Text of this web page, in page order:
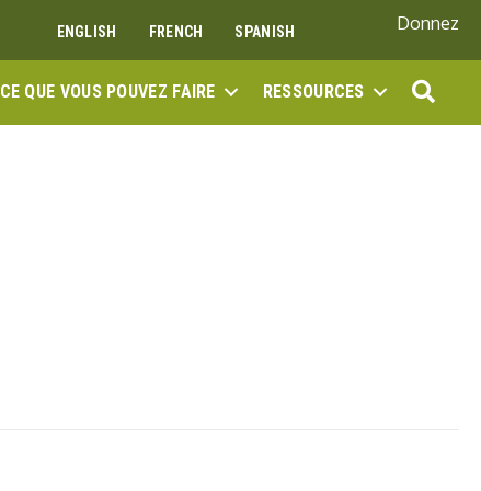
ENGLISH FRENCH SPANISH Donnez
CE QUE VOUS POUVEZ FAIRE RESSOURCES